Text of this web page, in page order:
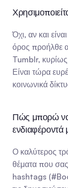
Όχι, αν και
όρος προήλθε
Tumblr,
Είναι τώρα
κοινωνικά
Πώς μπορώ
ενδιαφέροντά
Ο καλύτερος
θέματα που
hashtags